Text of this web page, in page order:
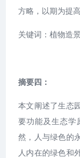
方略，以期为提
关键词：植物造
摘要四：
本文阐述了生态
要功能及生态学
然，人与绿色的
人内在的绿色和